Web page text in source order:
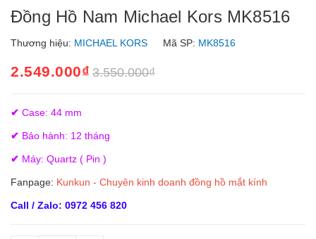
Đồng Hồ Nam Michael Kors MK8516
Thương hiệu: MICHAEL KORS Mã SP: MK8516
2.549.000₫ 3.550.000₫
✔ Case: 44 mm
✔ Bảo hành: 12 tháng
✔ Máy: Quartz ( Pin )
Fanpage: Kunkun - Chuyên kinh doanh đồng hồ mắt kính
Call / Zalo: 0972 456 820